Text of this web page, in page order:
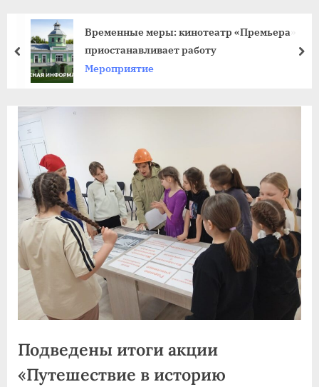
факс:
+7
Временные меры: кинотеатр «Премьера»
приостанавливает работу
Мероприятие
пред
Подведены итоги акции
«Путешествие в историю